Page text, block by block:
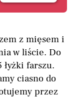
z mięsem i
w liście. Do
łyżki farszu.
ciasno do
przez